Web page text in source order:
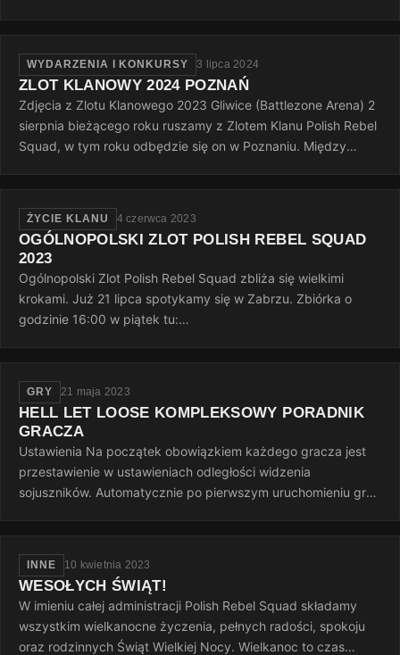
WYDARZENIA I KONKURSY 3 lipca 2024
ZLOT KLANOWY 2024 POZNAŃ
Zdjęcia z Zlotu Klanowego 2023 Gliwice (Battlezone Arena) 2
sierpnia bieżącego roku ruszamy z Zlotem Klanu Polish Rebel
Squad, w tym roku odbędzie się on w Poznaniu. Między
ŻYCIE KLANU 4 czerwca 2023
OGÓLNOPOLSKI ZLOT POLISH REBEL SQUAD
2023
Ogólnopolski Zlot Polish Rebel Squad zbliża się wielkimi
krokami. Już 21 lipca spotykamy się w Zabrzu. Zbiórka o
godzinie 16:00 w piątek tu:
GRY 21 maja 2023
HELL LET LOOSE KOMPLEKSOWY PORADNIK
GRACZA
Ustawienia Na początek obowiązkiem każdego gracza jest
przestawienie w ustawieniach odległości widzenia
sojuszników. Automatycznie po pierwszym uruchomieniu gry
INNE 10 kwietnia 2023
WESOŁYCH ŚWIĄT!
W imieniu całej administracji Polish Rebel Squad składamy
wszystkim wielkanocne życzenia, pełnych radości, spokoju
oraz rodzinnych Świąt Wielkiej Nocy. Wielkanoc to czas